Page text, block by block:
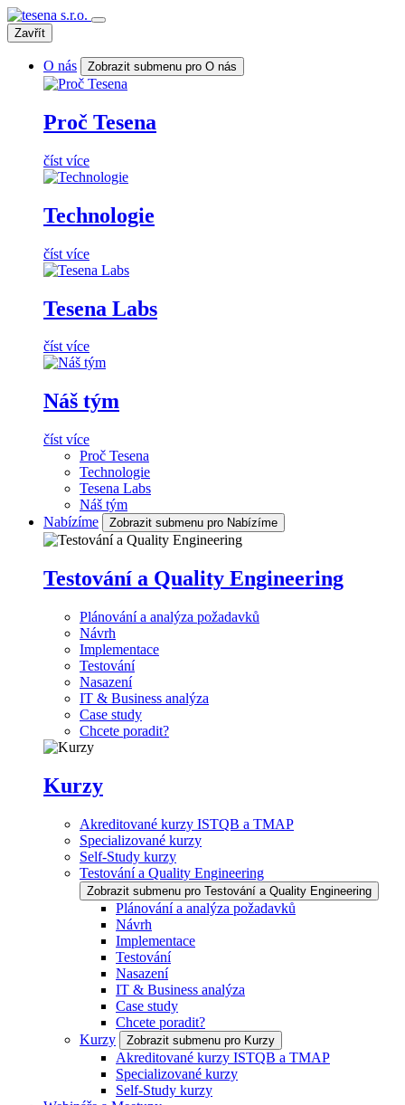
Zavřít
O nás Zobrazit submenu pro O nás
Proč Tesena
číst více
Technologie
číst více
Tesena Labs
číst více
Náš tým
číst více
Proč Tesena
Technologie
Tesena Labs
Náš tým
Nabízíme
Zobrazit submenu pro Nabízíme
Testování a Quality Engineering
Plánování a analýza požadavků
Návrh
Implementace
Testování
Nasazení
IT & Business analýza
Case study
Chcete poradit?
Kurzy
Akreditované kurzy ISTQB a TMAP
Specializované kurzy
Self-Study kurzy
Testování a Quality Engineering
Zobrazit submenu pro Testování a Quality Engineering
Plánování a analýza požadavků
Návrh
Implementace
Testování
Nasazení
IT & Business analýza
Case study
Chcete poradit?
Kurzy
Zobrazit submenu pro Kurzy
Akreditované kurzy ISTQB a TMAP
Specializované kurzy
Self-Study kurzy